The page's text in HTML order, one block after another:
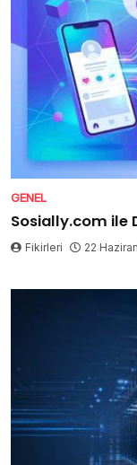
GENEL
Sosially.com ile
Fikirleri 22